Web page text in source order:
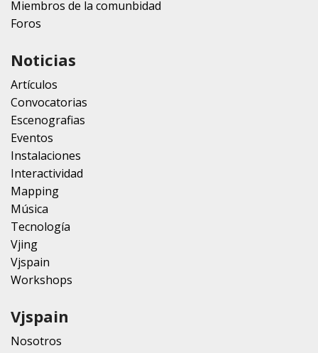
Miembros de la comunbidad
Foros
Noticias
Artículos
Convocatorias
Escenografias
Eventos
Instalaciones
Interactividad
Mapping
Música
Tecnología
Vjing
Vjspain
Workshops
Vjspain
Nosotros